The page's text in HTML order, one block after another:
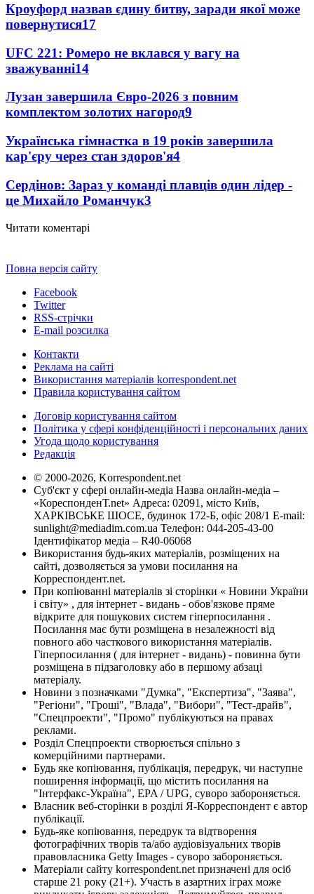
Кроуфорд назвав єдину битву, заради якої може
повернутися17
UFC 221: Ромеро не вклався у вагу на
зважуванні14
Лузан завершила Євро-2026 з повним
комплектом золотих нагород9
Українська гімнастка в 19 років завершила
кар'єру через стан здоров'я4
Сердінов: Зараз у команді плавців один лідер -
це Михайло Романчук3
Читати коментарі
Повна версія сайту
Facebook
Twitter
RSS-стрічки
E-mail розсилка
Контакти
Реклама на сайті
Використання матеріалів korrespondent.net
Правила користування сайтом
Договір користування сайтом
Політика у сфері конфіденційності і персональних даних
Угода щодо користування
Редакція
© 2000-2026, Korrespondent.net
Суб'єкт у сфері онлайн-медіа Назва онлайн-медіа –
«КореспонденТ.net» Адреса: 02091, місто Київ,
ХАРКІВСЬКЕ ШОСЕ, будинок 172-Б, офіс 208/1 E-mail:
sunlight@mediadim.com.ua Телефон: 044-205-43-00
Ідентифікатор медіа – R40-06068
Використання будь-яких матеріалів, розміщених на
сайті, дозволяється за умови посилання на
Корреспондент.net.
При копіюванні матеріалів зі сторінки « Новини України
і світу» , для інтернет - видань - обов'язкове пряме
відкрите для пошукових систем гіперпосилання .
Посилання має бути розміщена в незалежності від
повного або часткового використання матеріалів.
Гіперпосилання ( для інтернет - видань) - повинна бути
розміщена в підзаголовку або в першому абзаці
матеріалу.
Новини з позначками "Думка", "Експертиза", "Заява",
"Регіони", "Гроші", "Влада", "Вибори", "Тест-драйв",
"Спецпроекти", "Промо" публікуються на правах
реклами.
Розділ Спецпроекти створюється спільно з
комерційними партнерами.
Будь яке копіювання, публікація, передрук, чи наступне
поширення інформації, що містить посилання на
"Інтерфакс-Україна", EPA / UPG, суворо забороняється.
Власник веб-сторінки в розділі Я-Корреспондент є автор
публікації.
Будь-яке копіювання, передрук та відтворення
фотографічних творів та/або аудіовізуальних творів
правовласника Getty Images - суворо забороняється.
Матеріали сайту korrespondent.net призначені для осіб
старше 21 року (21+). Участь в азартних іграх може